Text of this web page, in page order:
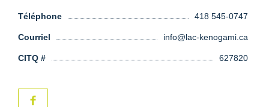
Téléphone 418 545-0747
Courriel info@lac-kenogami.ca
CITQ # 627820